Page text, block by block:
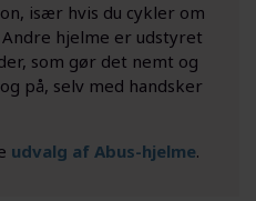
især hvis du cykler om
hjelme er udstyret
som gør det nemt og
på, selv med handsker
udvalg af Abus-hjelme.